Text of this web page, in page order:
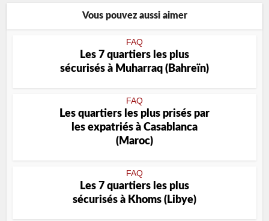
Vous pouvez aussi aimer
FAQ
Les 7 quartiers les plus
sécurisés à Muharraq (Bahreïn)
FAQ
Les quartiers les plus prisés par
les expatriés à Casablanca
(Maroc)
FAQ
Les 7 quartiers les plus
sécurisés à Khoms (Libye)